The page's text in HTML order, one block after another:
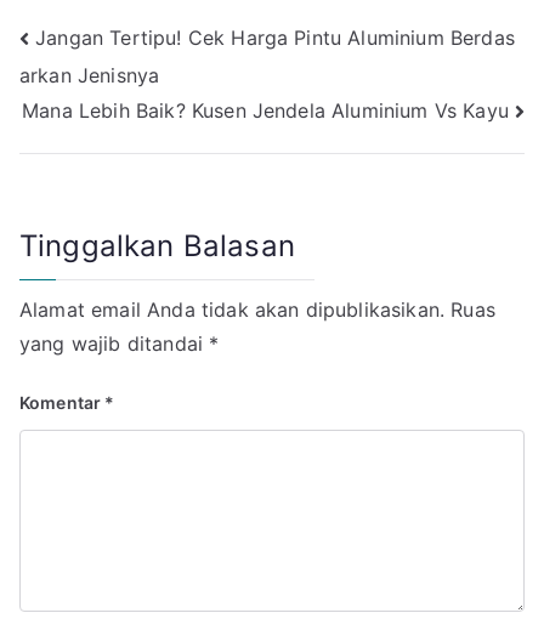
Navigasi
pos
Jangan Tertipu! Cek Harga Pintu Aluminium Berdas
arkan Jenisnya
Mana Lebih Baik? Kusen Jendela Aluminium Vs Kayu
Tinggalkan Balasan
Alamat email Anda tidak akan dipublikasikan. Ruas
yang wajib ditandai *
Komentar *